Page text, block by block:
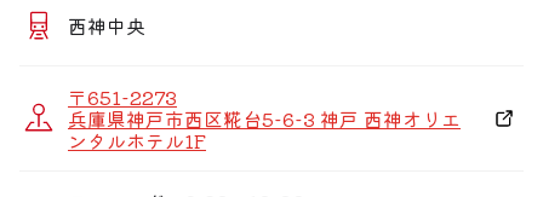
偏愛スポット
【落ち着いた雰囲気】
ル席は、ご家族の団らんやご会食など多彩なシーンでゆっ
たりくつろげます。
【出来立てが楽しめるバイキング】
西神中央
〒651-2273
兵庫県神戸市西区糀台5-6-3 神戸 西神オリエ
ンタルホテル1F